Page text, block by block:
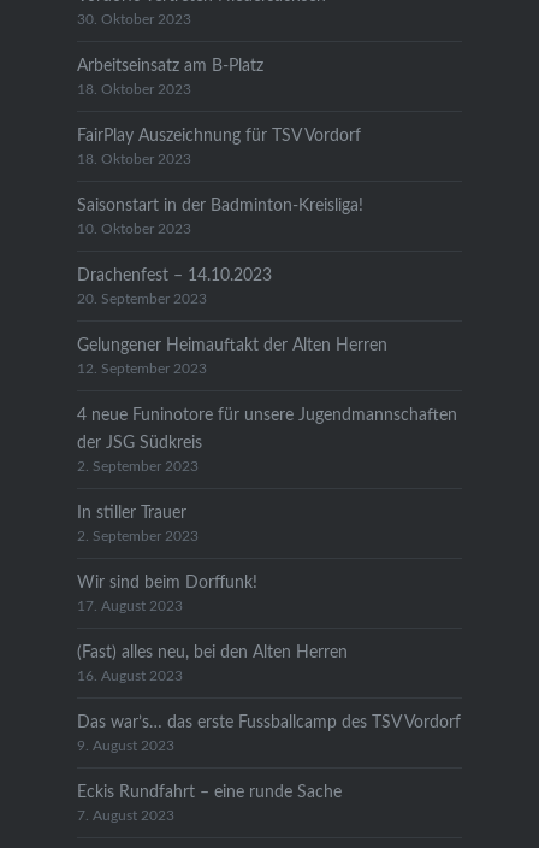
30. Oktober 2023
Arbeitseinsatz am B-Platz
18. Oktober 2023
FairPlay Auszeichnung für TSV Vordorf
18. Oktober 2023
Saisonstart in der Badminton-Kreisliga!
10. Oktober 2023
Drachenfest – 14.10.2023
20. September 2023
Gelungener Heimauftakt der Alten Herren
12. September 2023
4 neue Funinotore für unsere Jugendmannschaften
der JSG Südkreis
2. September 2023
In stiller Trauer
2. September 2023
Wir sind beim Dorffunk!
17. August 2023
(Fast) alles neu, bei den Alten Herren
16. August 2023
Das war’s… das erste Fussballcamp des TSV Vordorf
9. August 2023
Eckis Rundfahrt – eine runde Sache
7. August 2023